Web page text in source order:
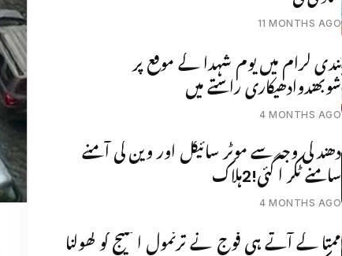
11 MONTHS AGO
نندی گرام میں یوم شہدا کے موقع پر
شوبھندوادھیکاری راستے میں
4 MONTHS AGO
دھند کی وجہ سے موٹر سائیکل اور وین کی آمنے
سامنے ٹکر ا گئی!2ہلاک
4 MONTHS AGO
ممتا کے آتے ہی فوج نے ترنمول اسٹیج کو کھولنا